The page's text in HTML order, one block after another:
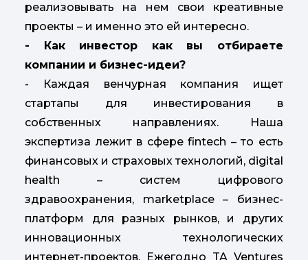
реализовывать на нем свои креативные
проекты – и именно это ей интересно.
- Как инвестор как вы отбираете
компании и бизнес-идеи?
- Каждая венчурная компания ищет
стартапы для инвестирования в
собственных направлениях. Наша
экспертиза лежит в сфере fintech – то есть
финансовых и страховых технологий, digital
health – систем цифрового
здравоохранения, marketplace – бизнес-
платформ для разных рынков, и других
инновационных технологических
интернет-проектов. Ежегодно TA Ventures